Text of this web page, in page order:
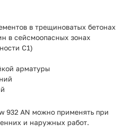
в трещиноватых бетонах
в сейсмоопасных зонах
C1)
арматуры
932 AN можно применять при
и наружных работ.